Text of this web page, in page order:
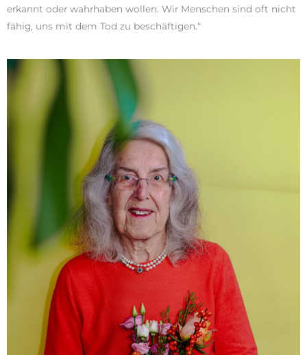
erkannt oder wahrhaben wollen. Wir Menschen sind oft nicht
fähig, uns mit dem Tod zu beschäftigen.“